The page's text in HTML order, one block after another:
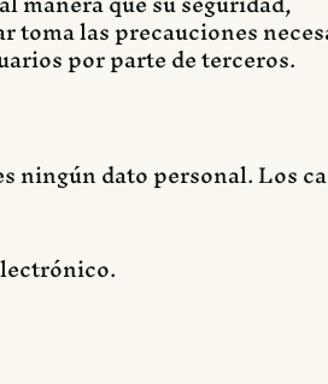
toma las precauciones
por parte de terceros.
ningún dato personal. Los